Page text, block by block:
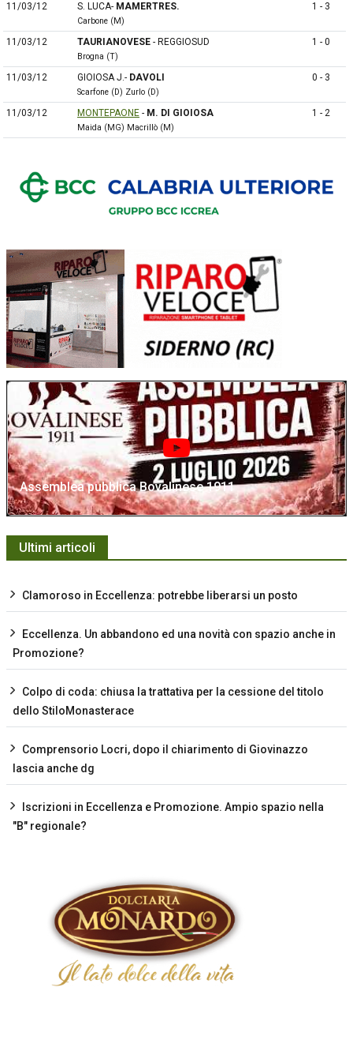
11/03/12 S. LUCA- MAMERTRES.
Carbone (M)
1 - 3
11/03/12 TAURIANOVESE - REGGIOSUD
Brogna (T)
1 - 0
11/03/12 GIOIOSA J.- DAVOLI
Scarfone (D) Zurlo (D)
0 - 3
11/03/12 MONTEPAONE - M. DI GIOIOSA
Maida (MG) Macrillò (M)
1 - 2
Assemblea pubblica Bovalinese 1911
Ultimi articoli
Clamoroso in Eccellenza: potrebbe liberarsi un posto
Eccellenza. Un abbandono ed una novità con spazio anche in
Promozione?
Colpo di coda: chiusa la trattativa per la cessione del titolo
dello StiloMonasterace
Comprensorio Locri, dopo il chiarimento di Giovinazzo
lascia anche dg
Iscrizioni in Eccellenza e Promozione. Ampio spazio nella
"B" regionale?